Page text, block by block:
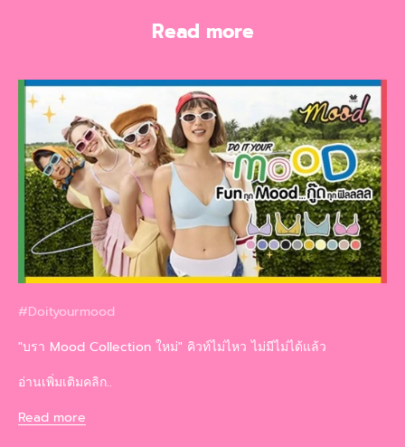
Read more
#Doityourmood
"บรา Mood Collection ใหม่" คิวท์ไม่ไหว ไม่มีไม่ได้แล้ว
อ่านเพิ่มเติมคลิก..
Read more